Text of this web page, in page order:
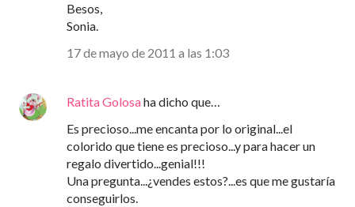
Besos,
Sonia.
17 de mayo de 2011 a las 1:03
Ratita Golosaha dicho que…
Es precioso...me encanta por lo original...el
colorido que tiene es precioso...y para hacer un
regalo divertido...genial!!!
Una pregunta...¿vendes estos?...es que me gustaría
conseguirlos.